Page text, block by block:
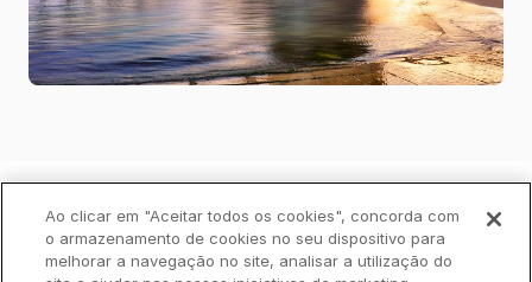
Política de Privacidade Livro de Reclamações
Cookies Aviso Legal Acessibilidade
Ao clicar em "Aceitar todos os cookies", concorda com
o armazenamento de cookies no seu dispositivo para
melhorar a navegação no site, analisar a utilização do